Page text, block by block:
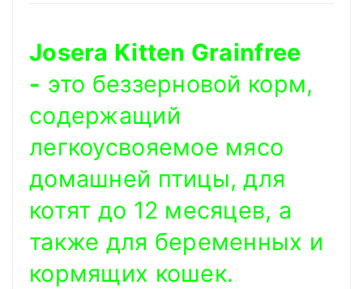
Josera Kitten Grainfree
- это беззерновой корм,
содержащий
легкоусвояемое мясо
домашней птицы, для
котят до 12 месяцев, а
также для беременных и
кормящих кошек.